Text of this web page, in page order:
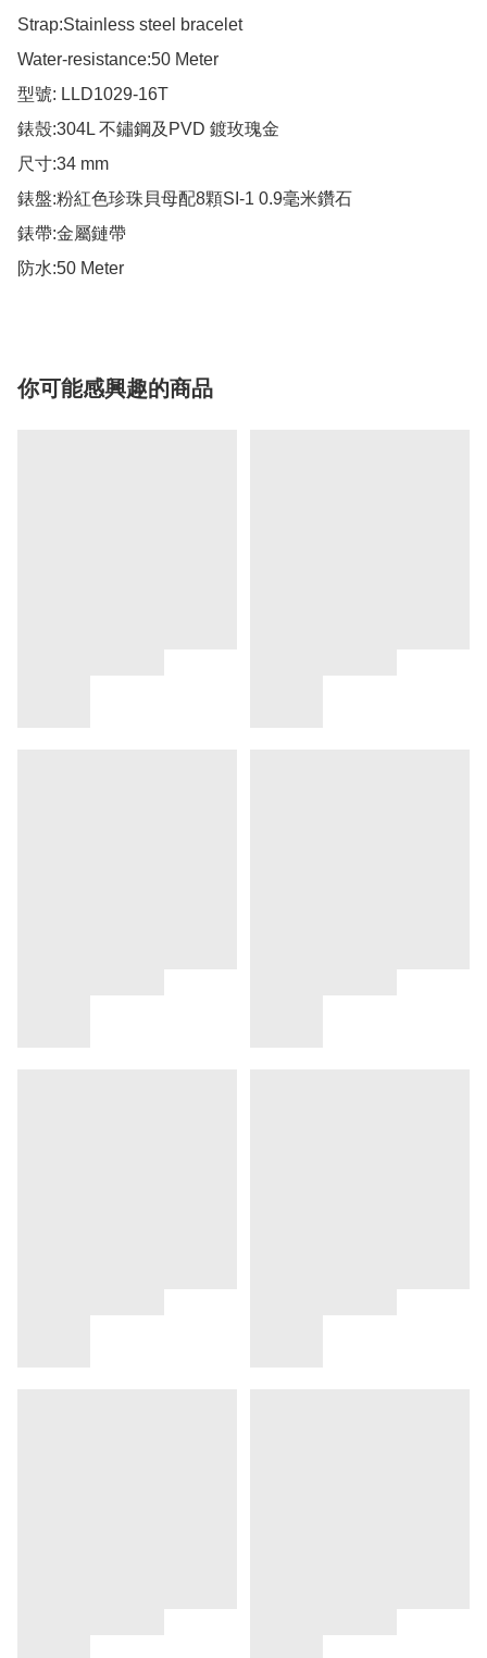
Strap:Stainless steel bracelet
Water-resistance:50 Meter
型號: LLD1029-16T
錶殼:304L 不鏽鋼及PVD 鍍玫瑰金
尺寸:34 mm
錶盤:粉紅色珍珠貝母配8顆SI-1 0.9毫米鑽石
錶帶:金屬鏈帶
防水:50 Meter
你可能感興趣的商品